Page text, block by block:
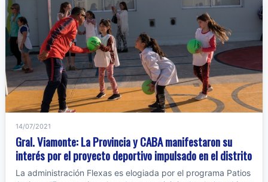
14/07/2021
Gral. Viamonte: La Provincia y CABA manifestaron su
interés por el proyecto deportivo impulsado en el distrito
La administración Flexas es elogiada por el programa Patios